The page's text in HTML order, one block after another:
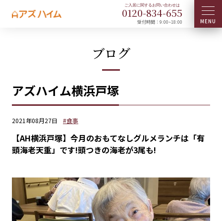
0120-834-655
受付時間：9:00~18:00
ブログ
アズハイム横浜戸塚
2021年08月27日 #食事
【AH横浜戸塚】今月のおもてなしグルメランチは「有
頭海老天重」です!頭つきの海老が3尾も!